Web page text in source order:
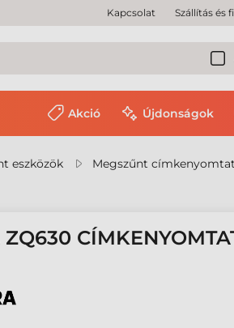
Kapcsolat Szállítás és
Akció Újdonságok
eszközök Megszűnt
ZQ630